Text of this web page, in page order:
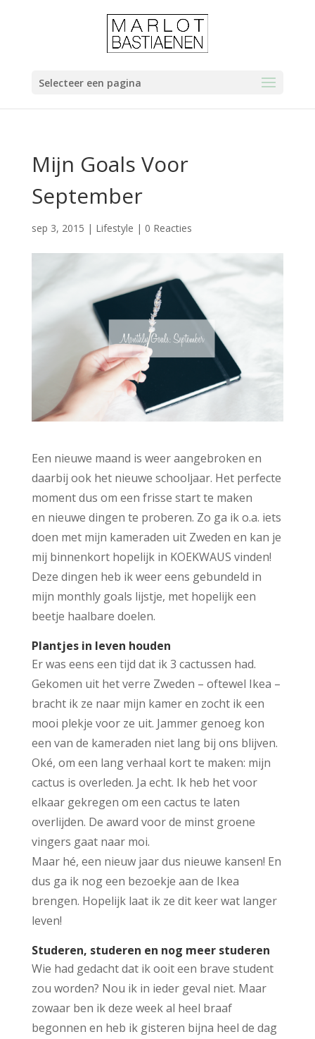
Selecteer een pagina
Mijn Goals Voor
September
sep 3, 2015 | Lifestyle | 0 Reacties
Een nieuwe maand is weer aangebroken en
daarbij ook het nieuwe schooljaar. Het perfecte
moment dus om een frisse start te maken
en nieuwe dingen te proberen. Zo ga ik o.a. iets
doen met mijn kameraden uit Zweden en kan je
mij binnenkort hopelijk in KOEKWAUS vinden!
Deze dingen heb ik weer eens gebundeld in
mijn monthly goals lijstje, met hopelijk een
beetje haalbare doelen.
Plantjes in leven houden
Er was eens een tijd dat ik 3 cactussen had.
Gekomen uit het verre Zweden – oftewel Ikea –
bracht ik ze naar mijn kamer en zocht ik een
mooi plekje voor ze uit. Jammer genoeg kon
een van de kameraden niet lang bij ons blijven.
Oké, om een lang verhaal kort te maken: mijn
cactus is overleden. Ja echt. Ik heb het voor
elkaar gekregen om een cactus te laten
overlijden. De award voor de minst groene
vingers gaat naar moi.
Maar hé, een nieuw jaar dus nieuwe kansen! En
dus ga ik nog een bezoekje aan de Ikea
brengen. Hopelijk laat ik ze dit keer wat langer
leven!
Studeren, studeren en nog meer studeren
Wie had gedacht dat ik ooit een brave student
zou worden? Nou ik in ieder geval niet. Maar
zowaar ben ik deze week al heel braaf
begonnen en heb ik gisteren bijna heel de dag